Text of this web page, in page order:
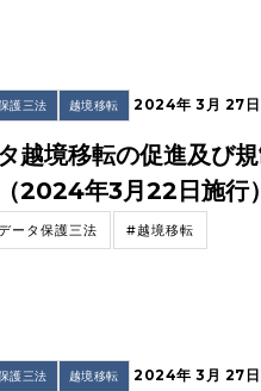
護三法 越境移転 2024年 3月 27日
越境移転の促進及び
2024年3月22日施行）
ータ保護三法 #越境移転
護三法 越境移転 2024年 3月 27日